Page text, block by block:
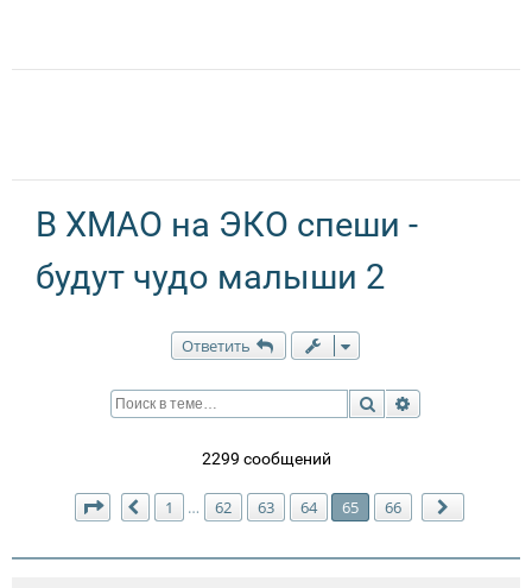
В ХМАО на ЭКО спеши -
будут чудо малыши 2
Ответить
Поиск
2299 сообщений
Страница 65 из66
Пред.
1 … 62 63 64 65 66